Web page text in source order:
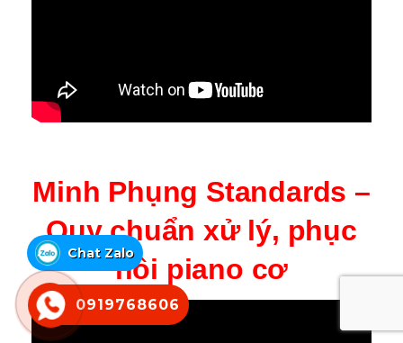
Minh Phụng Standards –
Quy chuẩn xử lý, phục
hồi piano cơ
0919768606
Chat Zalo